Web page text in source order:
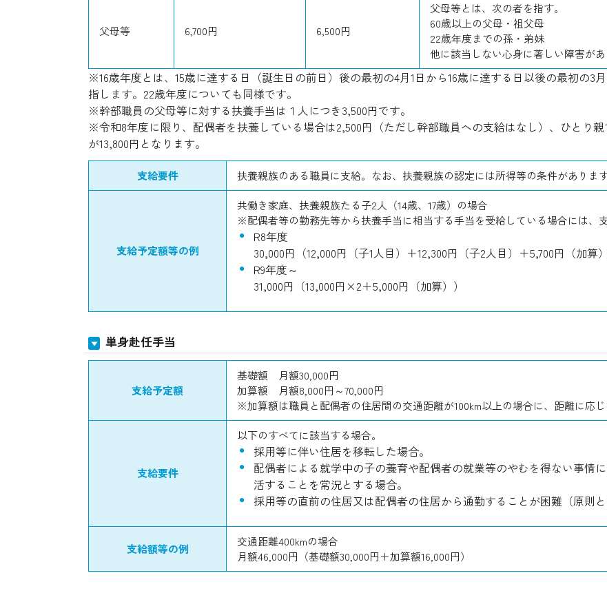
父母等 6,700円 6,500円
父母等とは、次の者を指す。
60歳以上の父母・祖父母
22歳年度までの孫・弟妹
他に該当しない心身に著しい障害が
※16歳年度とは、15歳に達する日（誕生日の前日）後の最初の4月1日から16歳に達する日以後の最初の3
指します。22歳年度についても同様です。
※幹部職員の父母等に対する扶養手当は１人につき3,500円です。
※令和8年度に限り、配偶者を扶養している場合は2,500円（ただし幹部職員への支給はなし）、ひとり
が13,800円となります。
支給要件 扶養親族のある職員に支給。なお、扶養親族の認定には所得等の条件があります
支給予定額等の例
共働き家庭、扶養親族たる子2人（14歳、17歳）の場合
※配偶者等の勤務先等から扶養手当に相当する手当を受給している場合には、
R8年度
30,000円（12,000円（子1人目）＋12,300円（子2人目）＋5,700円（加算）
R9年度～
31,000円（13,000円×2＋5,000円（加算））
単身赴任手当
支給予定額
基礎額 月額30,000円
加算額 月額8,000円～70,000円
※加算額は職員と配偶者の住居間の交通距離が100km以上の場合に、距離に応じ
支給要件
以下のすべてに該当する場合。
採用等に伴い住居を移転した場合。
配偶者による就学中の子の養育や配偶者の就業等のやむを得ない事情
活することを常況とする場合。
採用等の直前の住居又は配偶者の住居から通勤することが困難（原則
支給額等の例
交通距離400kmの場合
月額46,000円（基礎額30,000円＋加算額16,000円）